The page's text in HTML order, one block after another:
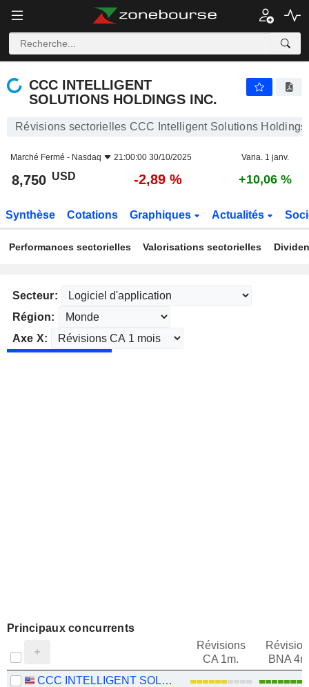
CCC INTELLIGENT
SOLUTIONS HOLDINGS INC.
Révisions sectorielles CCC Intelligent Solutions Holdings
Marché Fermé - Nasdaq 21:00:00 30/10/2025 Varia. 1 janv.
8,750 USD -2,89 % +10,06 %
Synthèse Cotations Graphiques Actualités
Performances sectorielles Valorisations sectorielles
Secteur:
Région:
Axe X:
Principaux concurrents
Révisions
CA 1m.
BNA
CCC INTELLIGENT SOLUTIONS HOLDINGS INC.